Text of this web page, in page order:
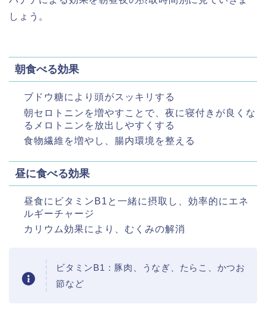
しょう。
朝食べる効果
ブドウ糖により頭がスッキリする
朝セロトニンを増やすことで、夜に寝付きが良くな
るメロトニンを放出しやすくする
食物繊維を増やし、腸内環境を整える
昼に食べる効果
昼食にビタミンB1と一緒に摂取し、効率的にエネ
ルギーチャージ
カリウム効果により、むくみの解消
ビタミンB1：豚肉、うなぎ、たらこ、かつお
節など